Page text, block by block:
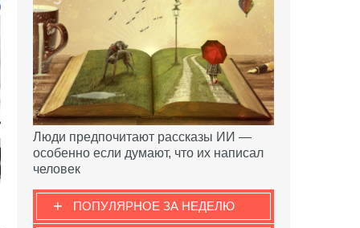
Люди предпочитают рассказы ИИ —
особенно если думают, что их написал
человек
ПОПУЛЯРНОЕ ЗА НЕДЕЛЮ
+